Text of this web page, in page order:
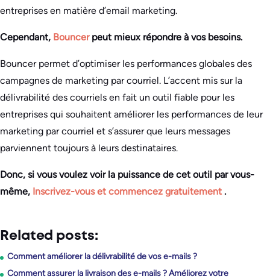
entreprises en matière d’email marketing.
Cependant, Bouncer peut mieux répondre à vos besoins.
Bouncer permet d’optimiser les performances globales des
campagnes de marketing par courriel. L’accent mis sur la
délivrabilité des courriels en fait un outil fiable pour les
entreprises qui souhaitent améliorer les performances de leur
marketing par courriel et s’assurer que leurs messages
parviennent toujours à leurs destinataires.
Donc, si vous voulez voir la puissance de cet outil par vous-
même, Inscrivez-vous et commencez gratuitement .
Related posts:
Comment améliorer la délivrabilité de vos e-mails ?
Comment assurer la livraison des e-mails ? Améliorez votre